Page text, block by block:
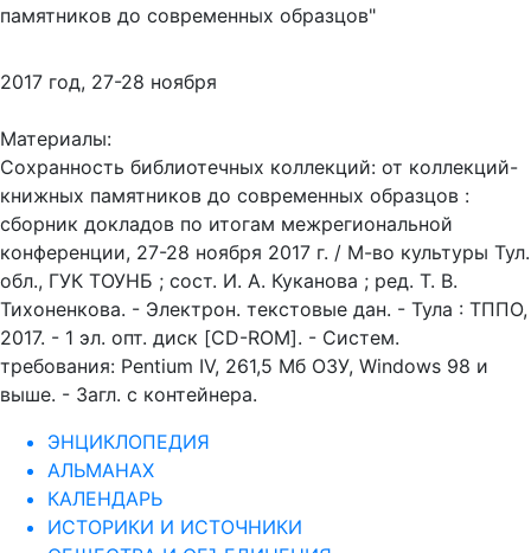
памятников до современных образцов"
2017 год, 27-28 ноября
Материалы:
Сохранность библиотечных коллекций: от коллекций-
книжных памятников до современных образцов :
сборник докладов по итогам межрегиональной
конференции, 27-28 ноября 2017 г. / М-во культуры Тул.
обл., ГУК ТОУНБ ; сост. И. А. Куканова ; ред. Т. В.
Тихоненкова. - Электрон. текстовые дан. - Тула : ТППО,
2017. - 1 эл. опт. диск [CD-ROM]. - Систем.
требования: Pentium IV, 261,5 Мб ОЗУ, Windows 98 и
выше. - Загл. с контейнера.
ЭНЦИКЛОПЕДИЯ
АЛЬМАНАХ
КАЛЕНДАРЬ
ИСТОРИКИ И ИСТОЧНИКИ